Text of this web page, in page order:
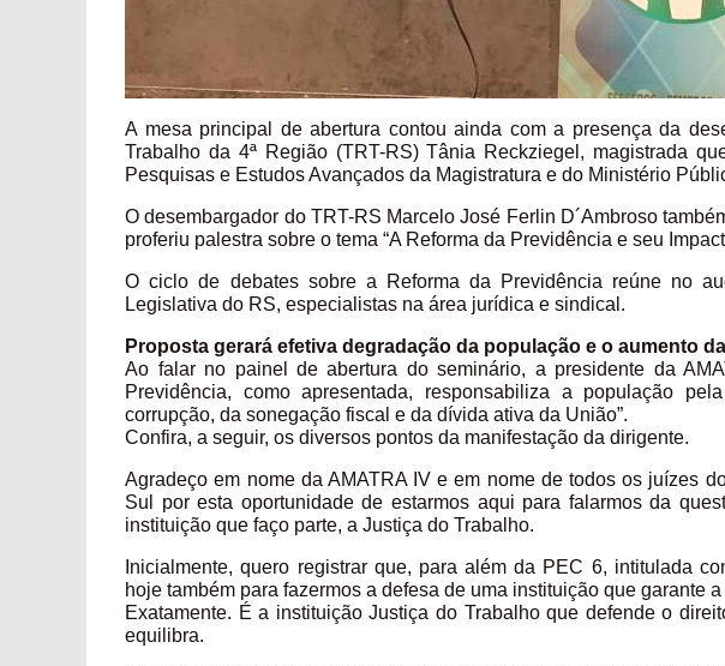
A mesa principal de abertura contou ainda com a presença da
Trabalho da 4ª Região (TRT-RS) Tânia Reckziegel, magistrada
Pesquisas e Estudos Avançados da Magistratura e do Ministério
O desembargador do TRT-RS Marcelo José Ferlin D´Ambroso
proferiu palestra sobre o tema “A Reforma da Previdência e seu
O ciclo de debates sobre a Reforma da Previdência reúne no
Legislativa do RS, especialistas na área jurídica e sindical.
Proposta gerará efetiva degradação da população e o aumento
Ao falar no painel de abertura do seminário, a presidente da
Previdência, como apresentada, responsabiliza a população
corrupção, da sonegação fiscal e da dívida ativa da União”.
Confira, a seguir, os diversos pontos da manifestação da dirigente.
Agradeço em nome da AMATRA IV e em nome de todos os juízes
Sul por esta oportunidade de estarmos aqui para falarmos da
instituição que faço parte, a Justiça do Trabalho.
Inicialmente, quero registrar que, para além da PEC 6, intitulada
hoje também para fazermos a defesa de uma instituição que garante
Exatamente. É a instituição Justiça do Trabalho que defende o
equilibra.